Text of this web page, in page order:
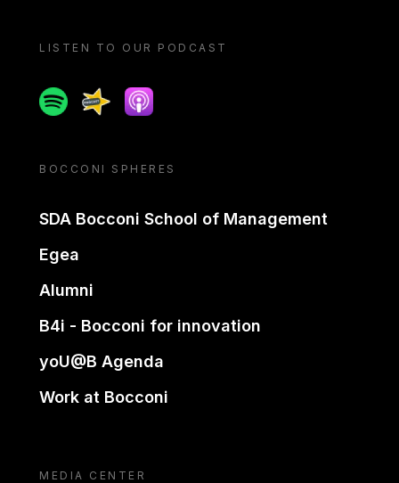
LISTEN TO OUR PODCAST
SpotifySpreakerApple podcast
BOCCONI SPHERES
SDA Bocconi School of Management
Egea
Alumni
B4i - Bocconi for innovation
yoU@B Agenda
Work at Bocconi
MEDIA CENTER